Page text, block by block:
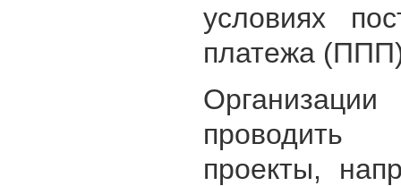
условиях
платежа
проводить
проекты,